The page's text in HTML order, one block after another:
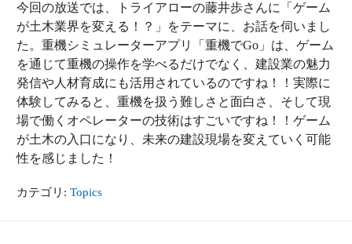
今回の放送では、トライアローの藤井歩さんに「ゲーム
が土木業界を変える！？」をテーマに、お話を伺いまし
た。重機シミュレーターアプリ「重機でGo」は、ゲーム
を通じて重機の操作を学べるだけでなく、建設業の魅力
発信や人材育成にも活用されているのですね！！実際に
体験してみると、重機を扱う難しさと面白さ、そして現
場で働くオペレーターの技術はすごいですね！！ゲーム
が土木の入口になり、未来の建設現場を変えていく可能
性を感じました！
カテゴリ: Topics